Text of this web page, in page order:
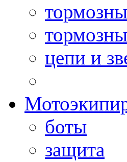
цепи и
боты
защита